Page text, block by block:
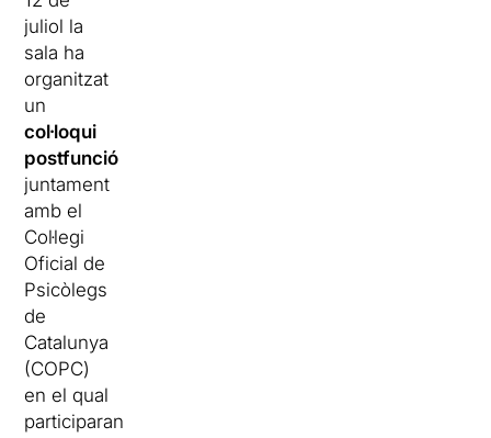
juliol la
sala ha
organitzat
un
col·loqui
postfunció
juntament
amb el
Col·legi
Oficial de
Psicòlegs
de
Catalunya
(COPC)
en el qual
participaran